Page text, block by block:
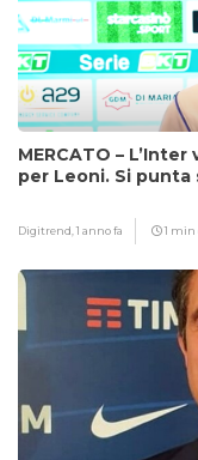
MERCATO –
per Leoni. Si
Digitrend,1 anno fa 1 min